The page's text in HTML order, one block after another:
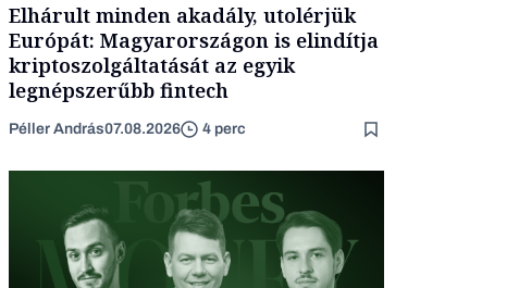
Elhárult minden akadály, utolérjük
Európát: Magyarországon is elindítja
kriptoszolgáltatását az egyik
legnépszerűbb fintech
Péller András07.08.2026 4 perc